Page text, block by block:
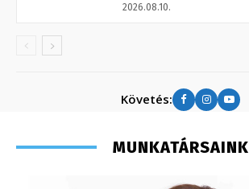
2026.08.10.
Követés:
MUNKATÁRSAINK